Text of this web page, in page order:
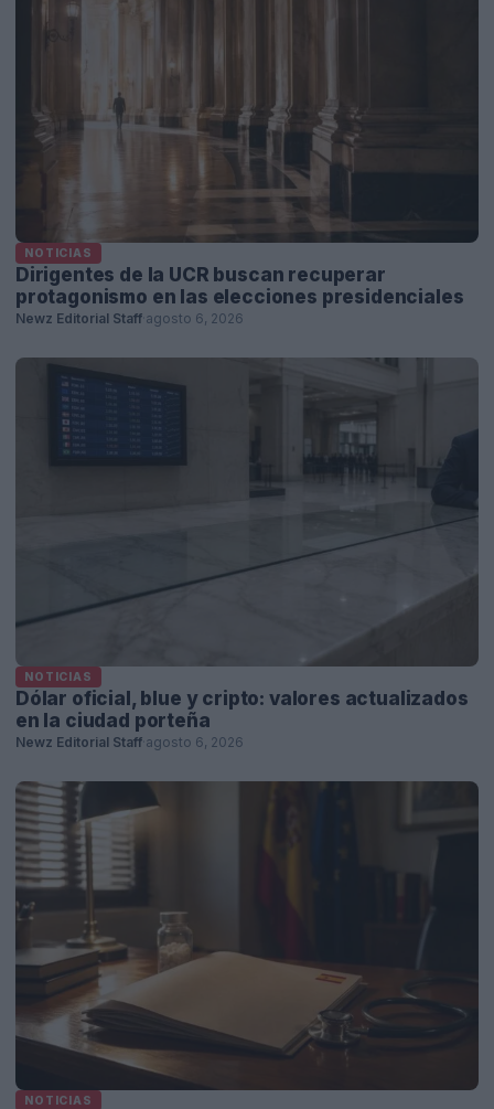
NOTICIAS
Dirigentes de la UCR buscan recuperar
protagonismo en las elecciones presidenciales
Newz Editorial Staff agosto 6, 2026
NOTICIAS
Dólar oficial, blue y cripto: valores actualizados
en la ciudad porteña
Newz Editorial Staff agosto 6, 2026
NOTICIAS